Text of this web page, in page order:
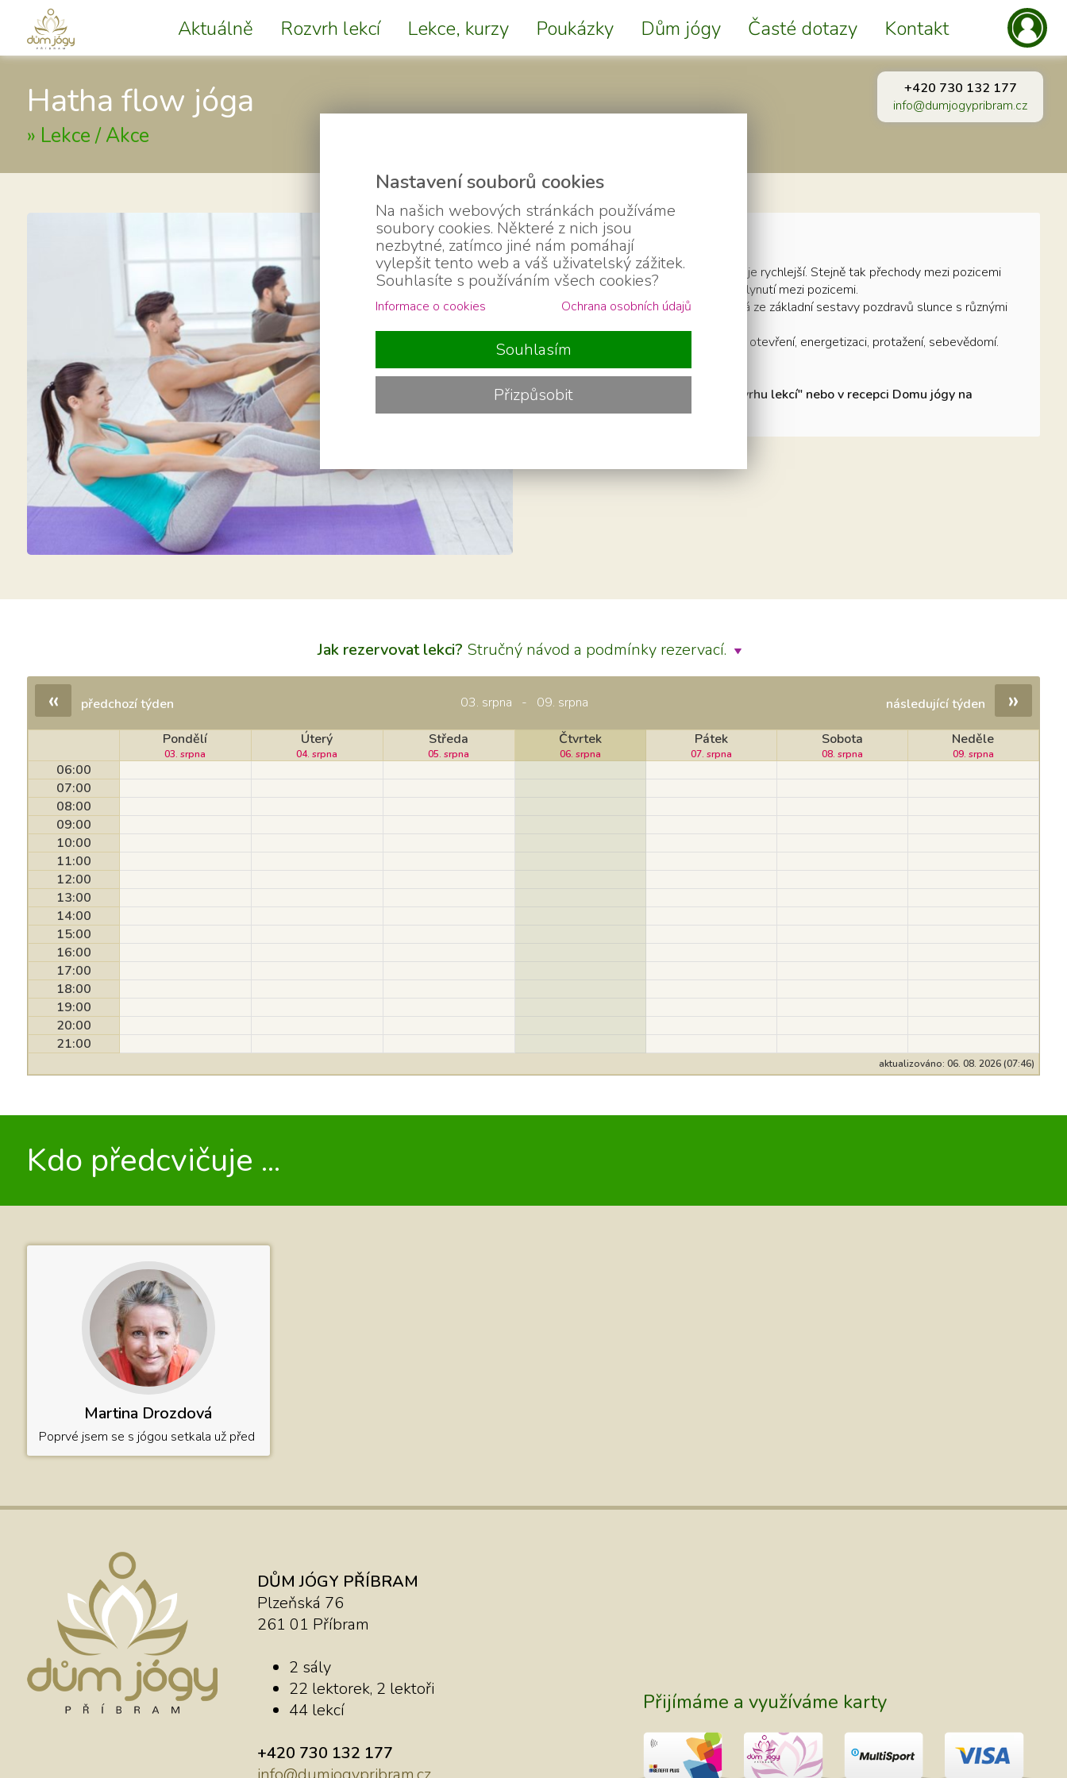
Aktuálně Rozvrh lekcí Lekce, kurzy Poukázky Dům jógy Časté dotazy Kontakt
+420 730 132 177
info@dumjogypribram.cz
Hatha flow jóga
» Lekce / Akce
Hatha flow jóga
vychází z hatha jógy a její tempo je rychlejší. Stejně tak přechody mezi pozicemi
jsou na vlně flow, tedy způsob plynutí mezi pozicemi.
Často se tento typ lekce skládá ze základní sestavy pozdravů slunce s různými
Lekce se hodí pro ty, jenž hledají otevření, energetizaci, protažení, sebevědomí.
Rezervujte si své místo v "Rozvrhu lekcí" nebo v recepci Domu jógy na
telefonním čísle 730 132 177.
Jak rezervovat lekci? Stručný návod a podmínky rezervací.
« předchozí týden 03. srpna - 09. srpna následující týden »
Pondělí
03. srpna
Úterý
04. srpna
Středa
05. srpna
Čtvrtek
06. srpna
Pátek
07. srpna
Sobota
08. srpna
Neděle
09. srpna
06:00
07:00
08:00
09:00
10:00
11:00
12:00
13:00
14:00
15:00
16:00
17:00
18:00
19:00
20:00
21:00
aktualizováno: 06. 08. 2026 (07:46)
Kdo předcvičuje ...
Martina Drozdová
Poprvé jsem se s jógou setkala už před lety v práci, když kolegyně, dnes profesionální fitness trenérka, začala s námi v době, vyhrazené pro oběd, cvičit powerjógu. Tehdy jsem to brala
DŮM JÓGY PŘÍBRAM
Plzeňská 76
261 01 Příbram
2 sály
22 lektorek, 2 lektoři
44 lekcí
+420 730 132 177
Přijímáme a využíváme karty
Nastavení souborů cookies
Na našich webových stránkách používáme
soubory cookies. Některé z nich jsou
nezbytné, zatímco jiné nám pomáhají
vylepšit tento web a váš uživatelský zážitek.
Souhlasíte s používáním všech cookies?
Informace o cookies Ochrana osobních údajů
Souhlasím
Přizpůsobit